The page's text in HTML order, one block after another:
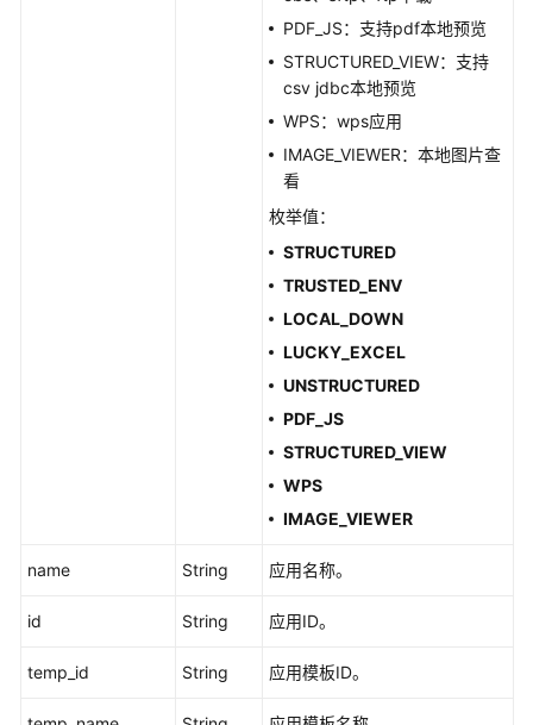
限
PDF_JS：支持pdf本地预览
STRUCTURED_VIEW：支持
csv jdbc本地预览
WPS：wps应用
IMAGE_VIEWER：本地图片查
看
枚举值：
STRUCTURED
TRUSTED_ENV
LOCAL_DOWN
LUCKY_EXCEL
UNSTRUCTURED
PDF_JS
STRUCTURED_VIEW
WPS
IMAGE_VIEWER
name String 应用名称。
id String 应用ID。
temp_id String 应用模板ID。